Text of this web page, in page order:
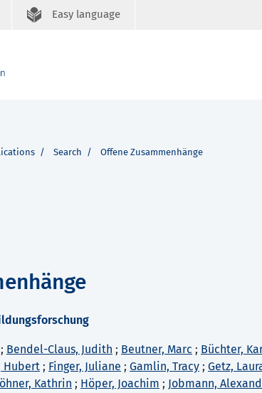
Easy language
Search Offene Zusammenhänge
; Bendel-Claus, Judith ; Beutner, Marc ; Büchter,
Hubert ; Finger, Juliane ; Gamlin, Tracy ; Getz,
Kathrin ; Höper, Joachim ; Jobmann,